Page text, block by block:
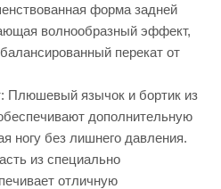
форма задней
волнообразный эффект,
перекат от
Плюшевый язычок и бортик из
дополнительную
ногу без лишнего давления.
из специально
отличную